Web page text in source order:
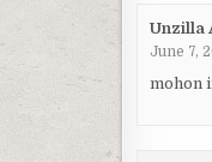
Unzilla
June 7,
mohon